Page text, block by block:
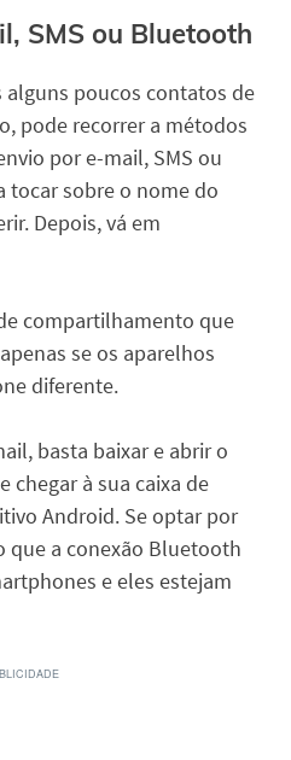
SMS ou Bluetooth
alguns poucos contatos de
pode recorrer a métodos
por e-mail, SMS ou
tocar sobre o nome do
Depois, vá em
compartilhamento que
se os aparelhos
diferente.
basta baixar e abrir o
chegar à sua caixa de
Android. Se optar por
que a conexão Bluetooth
e eles estejam